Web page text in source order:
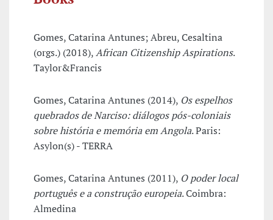
Gomes, Catarina Antunes; Abreu, Cesaltina
(orgs.) (2018),African Citizenship Aspirations.
Taylor&Francis
Gomes, Catarina Antunes (2014), Os espelhos
quebrados de Narciso: diálogos pós-coloniais
sobre história e memória em Angola. Paris:
Asylon(s) - TERRA
Gomes, Catarina Antunes (2011), O poder local
português e a construção europeia. Coimbra:
Almedina